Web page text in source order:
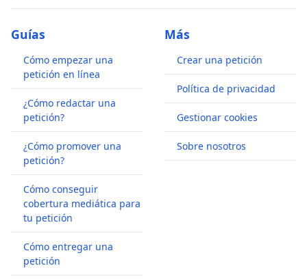
Guías
Cómo empezar una
petición en línea
¿Cómo redactar una
petición?
¿Cómo promover una
petición?
Cómo conseguir
cobertura mediática para
tu petición
Cómo entregar una
petición
Más
Crear una petición
Política de privacidad
Gestionar cookies
Sobre nosotros